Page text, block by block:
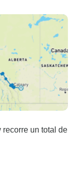
recorre un total de